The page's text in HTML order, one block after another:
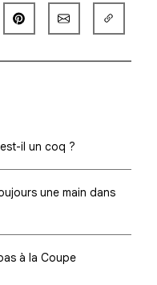
il un coq ?
une main dans
à la Coupe